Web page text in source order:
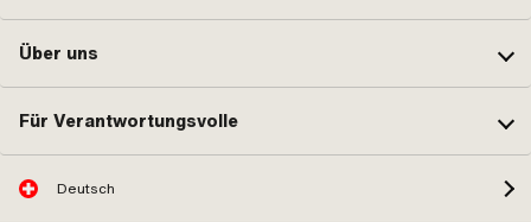
Über uns
Für Verantwortungsvolle
Deutsch